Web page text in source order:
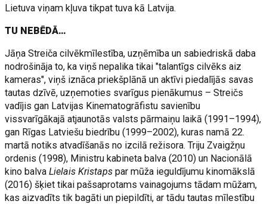
Lietuva viņam kļuva tikpat tuva kā Latvija.
TU NEBĒDĀ…
Jāņa Streiča cilvēkmīlestība, uzņēmība un sabiedriskā daba
nodrošināja to, ka viņš nepalika tikai "talantīgs cilvēks aiz
kameras", viņš iznāca priekšplānā un aktīvi piedalījās savas
tautas dzīvē, uzņemoties svarīgus pienākumus – Streičs
vadījis gan Latvijas Kinematogrāfistu savienību
vissvarīgākajā atjaunotās valsts pārmaiņu laikā (1991–1994),
gan Rīgas Latviešu biedrību (1999–2002), kuras namā 22.
martā notiks atvadīšanās no izcilā režisora. Triju Zvaigžņu
ordenis (1998), Ministru kabineta balva (2010) un Nacionālā
kino balvaLielais Kristaps par mūža ieguldījumu kinomākslā
(2016) šķiet tikai pašsaprotams vainagojums tādam mūžam,
kas aizvadīts tik bagāti un piepildīti, ar tādu tautas mīlestību